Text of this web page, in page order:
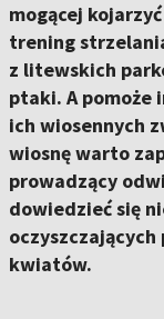
mogącej
trening
z litewskich
ptaki. A
ich wiosennych
wiosnę warto
prowadzący
dowiedzieć się
kwiatów.